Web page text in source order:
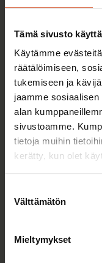
Tämä sivusto
Käytämme
räätälöimiseen,
tukemiseen ja
jaamme
alan
sivustoamme.
tietoja muihin
kerätty, kun olet
valinta
Välttämätön
Mieltymykset
SAK
voittoveroja